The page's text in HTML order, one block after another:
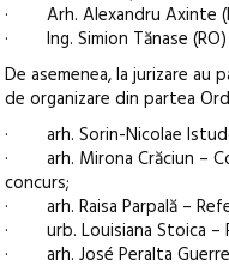
· Arh. Alexandru Axinte
· Ing. Simion Tănase (RO)
De asemenea, la jurizare
de organizare din partea
· arh. Sorin-Nicolae
· arh. Mirona Crăciun –
concurs;
· arh. Raisa Parpală –
· urb. Louisiana Stoica –
· arh. José Peralta